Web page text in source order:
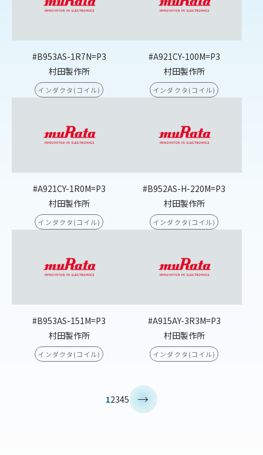
#B953AS-1R7N=P3
村田製作所
インダクタ(コイル)
#A921CY-100M=P3
村田製作所
インダクタ(コイル)
#A921CY-1R0M=P3
村田製作所
インダクタ(コイル)
#B952AS-H-220M=P3
村田製作所
インダクタ(コイル)
#B953AS-151M=P3
村田製作所
インダクタ(コイル)
#A915AY-3R3M=P3
村田製作所
インダクタ(コイル)
12345